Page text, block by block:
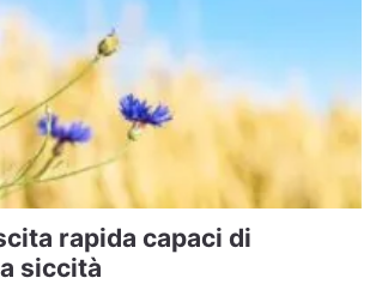
rapida capaci di
siccità